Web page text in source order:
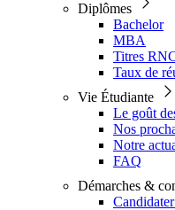
Diplômes
Bachelor
MBA
Titres
Taux de
Vie Étudiante
Le goût
Nos
Notre
FAQ
Démarches &